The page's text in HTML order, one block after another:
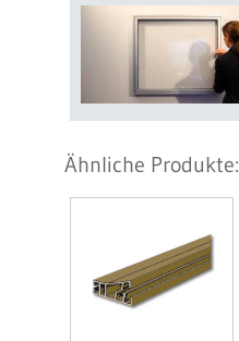
Ähnliche Produkte: